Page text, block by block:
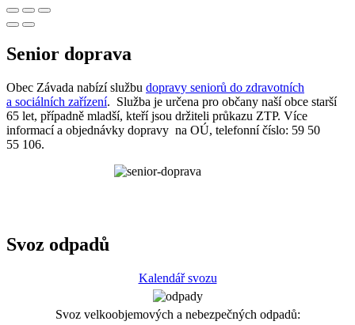
Senior doprava
Obec Závada nabízí službu dopravy seniorů do zdravotních
a sociálních zařízení. Služba je určena pro občany naší obce starší
65 let, případně mladší, kteří jsou držiteli průkazu ZTP. Více
informací a objednávky dopravy na OÚ, telefonní číslo: 59 50
55 106.
Svoz odpadů
Kalendář svozu
Svoz velkoobjemových a nebezpečných odpadů: